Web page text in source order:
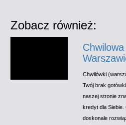
Zobacz również:
Chwilówki
Twój brak
naszej stronie
kredyt dla
doskonałe